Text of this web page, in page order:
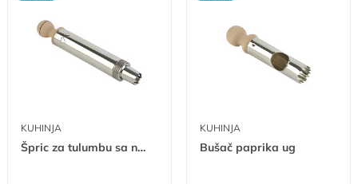
KUHINJA
Špric za tulumbu sa nastavkom ug
KUHINJA
Bušač paprika ug